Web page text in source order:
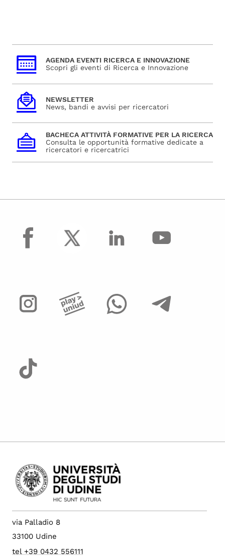
AGENDA EVENTI RICERCA E INNOVAZIONE
Scopri gli eventi di Ricerca e Innovazione
NEWSLETTER
News, bandi e avvisi per ricercatori
BACHECA ATTIVITÀ FORMATIVE PER LA RICERCA
Consulta le opportunità formative dedicate a
ricercatori e ricercatrici
facebook
via Palladio 8
33100 Udine
tel +39 0432 556111